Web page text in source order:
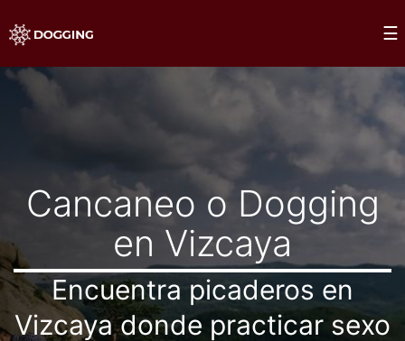
al
contenido
☰
Dogging
×
Cancaneo o Dogging
en Vizcaya
Encuentra picaderos en
Vizcaya donde practicar sexo